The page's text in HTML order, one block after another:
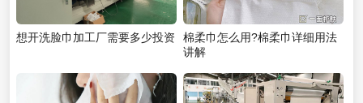
想开洗脸巾加工厂需要多少投资
棉柔巾怎么用?棉柔巾详细用法
讲解